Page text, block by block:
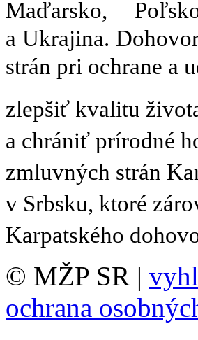
Maďarsko,
a Ukrajina.
strán pri ochrane a
zlepšiť kvalitu
a chrániť prírodné
zmluvných strán
v Srbsku, ktoré
Karpatského
© MŽP SR |
ochrana